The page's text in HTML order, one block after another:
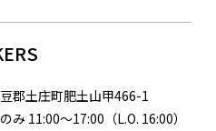
郡土庄町肥土山甲466-1
み 11:00～17:00（L.O. 16:00）